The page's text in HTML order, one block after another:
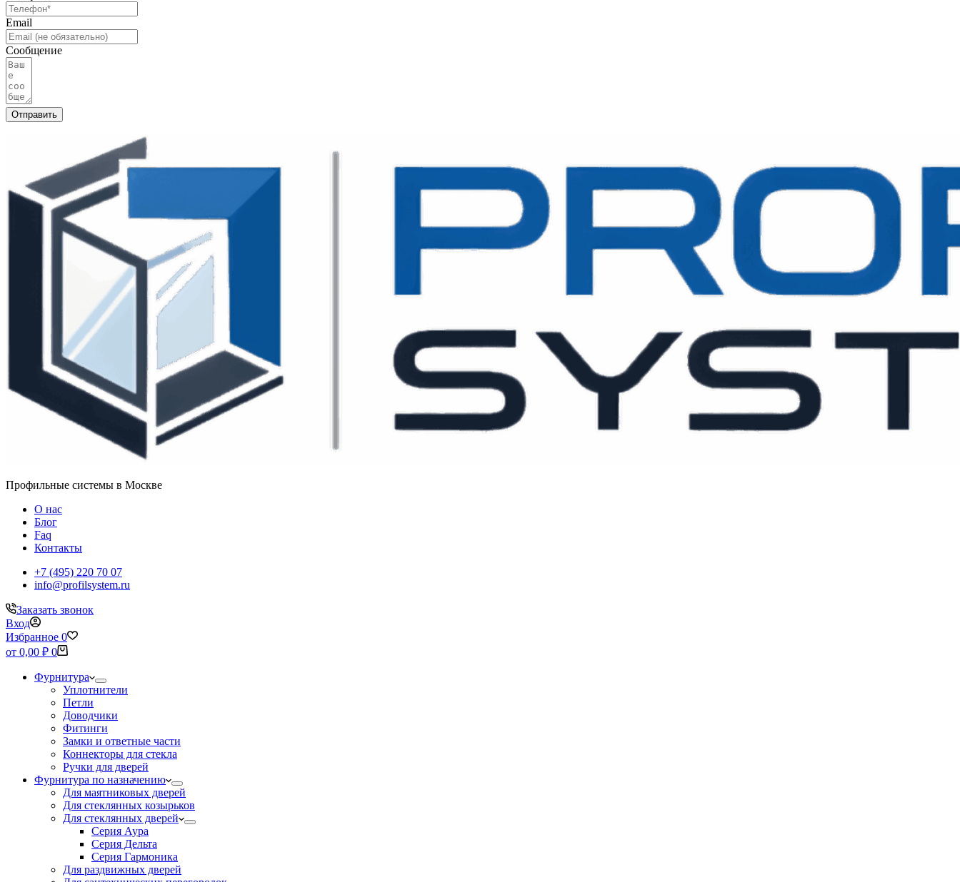
Email
Сообщение
Отправить
Профильные системы в Москве
О нас
Блог
Faq
Контакты
+7 (495) 220 70 07
info@profilsystem.ru
Заказать звонок
Вход
Избранное 0
Корзина
от 0,00 ₽ 0
Фурнитура
Уплотнители
Петли
Доводчики
Фитинги
Замки и ответные части
Коннекторы для стекла
Ручки для дверей
Фурнитура по назначению
Для маятниковых дверей
Для стеклянных козырьков
Для стеклянных дверей
Серия Аура
Серия Дельта
Серия Гармоника
Для раздвижных дверей